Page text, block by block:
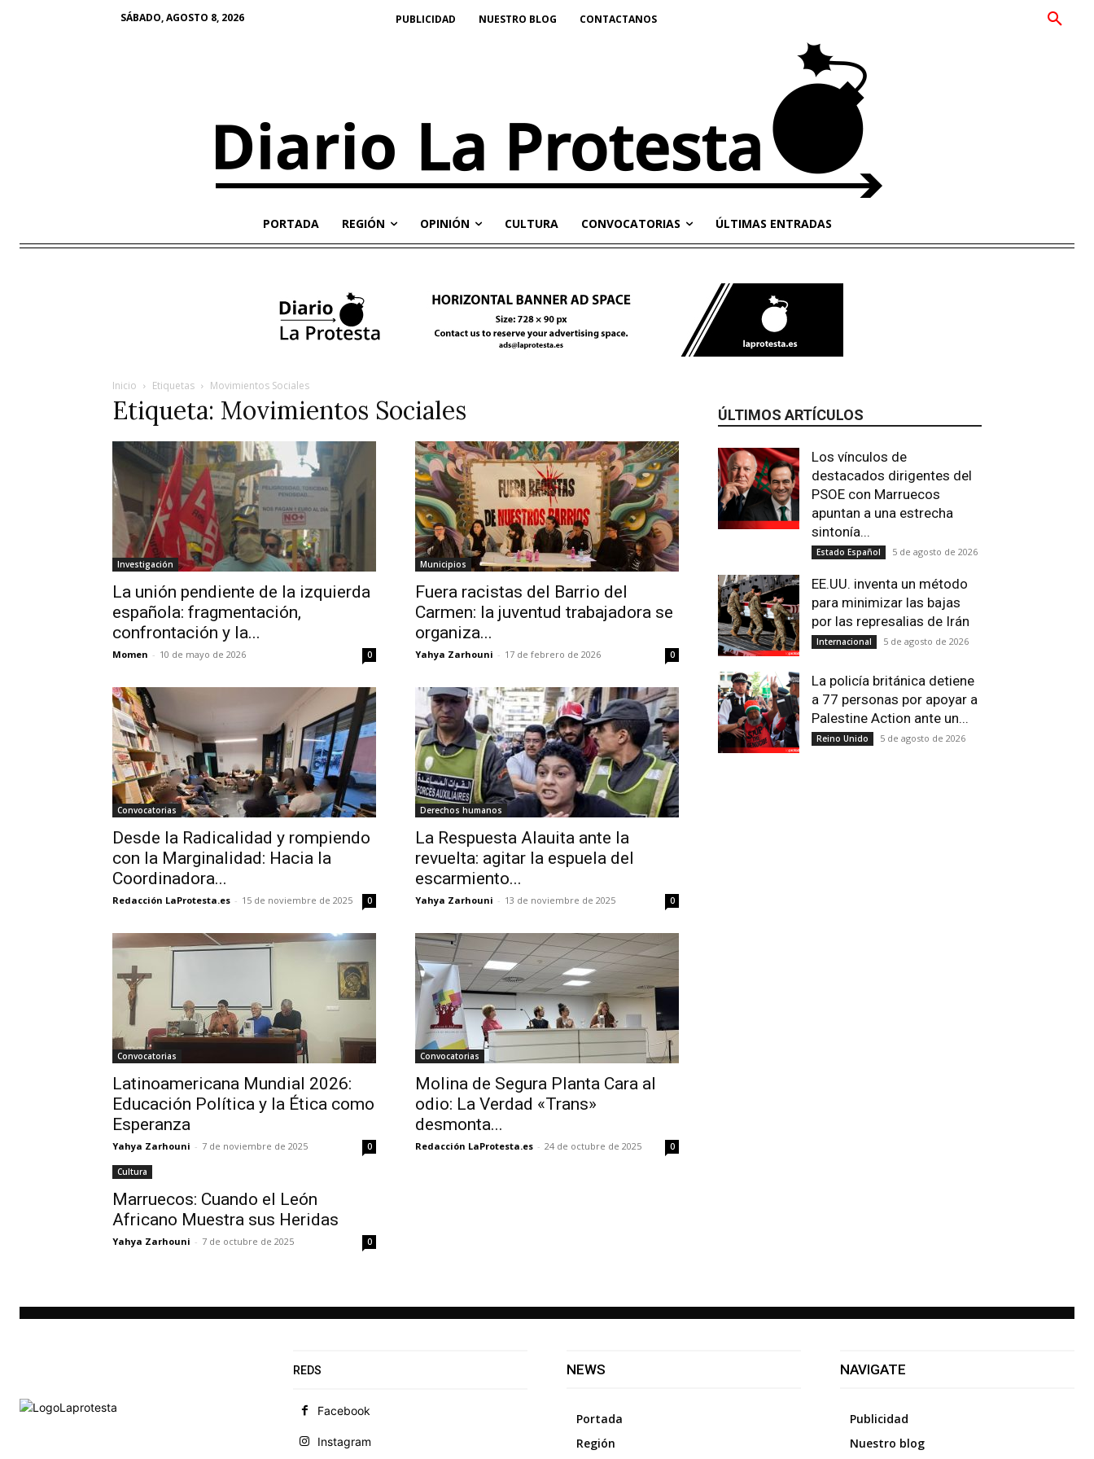
SÁBADO, AGOSTO 8, 2026 PUBLICIDAD NUESTRO BLOG CONTACTANOS
PORTADA REGIÓN OPINIÓN CULTURA CONVOCATORIAS ÚLTIMAS ENTRADAS
Inicio Etiquetas Movimientos Sociales
Etiqueta: Movimientos Sociales
Investigación
La unión pendiente de la izquierda
española: fragmentación,
confrontación y la...
Momen - 10 de mayo de 2026 0
Municipios
Fuera racistas del Barrio del
Carmen: la juventud trabajadora se
organiza...
Yahya Zarhouni - 17 de febrero de 2026 0
Convocatorias
Desde la Radicalidad y rompiendo
con la Marginalidad: Hacia la
Coordinadora...
Redacción LaProtesta.es - 15 de noviembre de 2025 0
Derechos humanos
La Respuesta Alauita ante la
revuelta: agitar la espuela del
escarmiento...
Yahya Zarhouni - 13 de noviembre de 2025 0
Convocatorias
Latinoamericana Mundial 2026:
Educación Política y la Ética como
Esperanza
Yahya Zarhouni - 7 de noviembre de 2025 0
Convocatorias
Molina de Segura Planta Cara al
odio: La Verdad «Trans»
desmonta...
Redacción LaProtesta.es - 24 de octubre de 2025 0
Cultura
Marruecos: Cuando el León
Africano Muestra sus Heridas
Yahya Zarhouni - 7 de octubre de 2025 0
ÚLTIMOS ARTÍCULOS
Los vínculos de
destacados dirigentes del
PSOE con Marruecos
apuntan a una estrecha
sintonía...
Estado Español 5 de agosto de 2026
EE.UU. inventa un método
para minimizar las bajas
por las represalias de Irán
Internacional 5 de agosto de 2026
La policía británica detiene
a 77 personas por apoyar a
Palestine Action ante un...
Reino Unido 5 de agosto de 2026
REDS
Facebook
Instagram
NEWS
Portada
Región
NAVIGATE
Publicidad
Nuestro blog